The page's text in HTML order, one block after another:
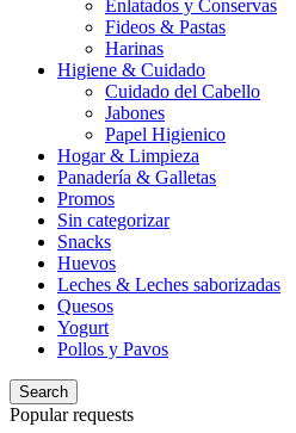
Enlatados y Conservas
Fideos & Pastas
Harinas
Higiene & Cuidado
Cuidado del Cabello
Jabones
Papel Higienico
Hogar & Limpieza
Panadería & Galletas
Promos
Sin categorizar
Snacks
Huevos
Leches & Leches saborizadas
Quesos
Yogurt
Pollos y Pavos
Search
Popular requests